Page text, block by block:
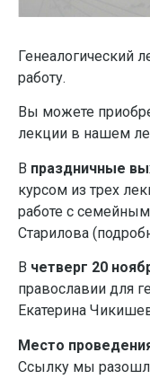
Генеалогический
работу.
Вы можете
лекции в нашем
В праздничные
курсом из трех
работе с
Старилова
В четверг 20
православии для
Екатерина
Место
Ссылку мы